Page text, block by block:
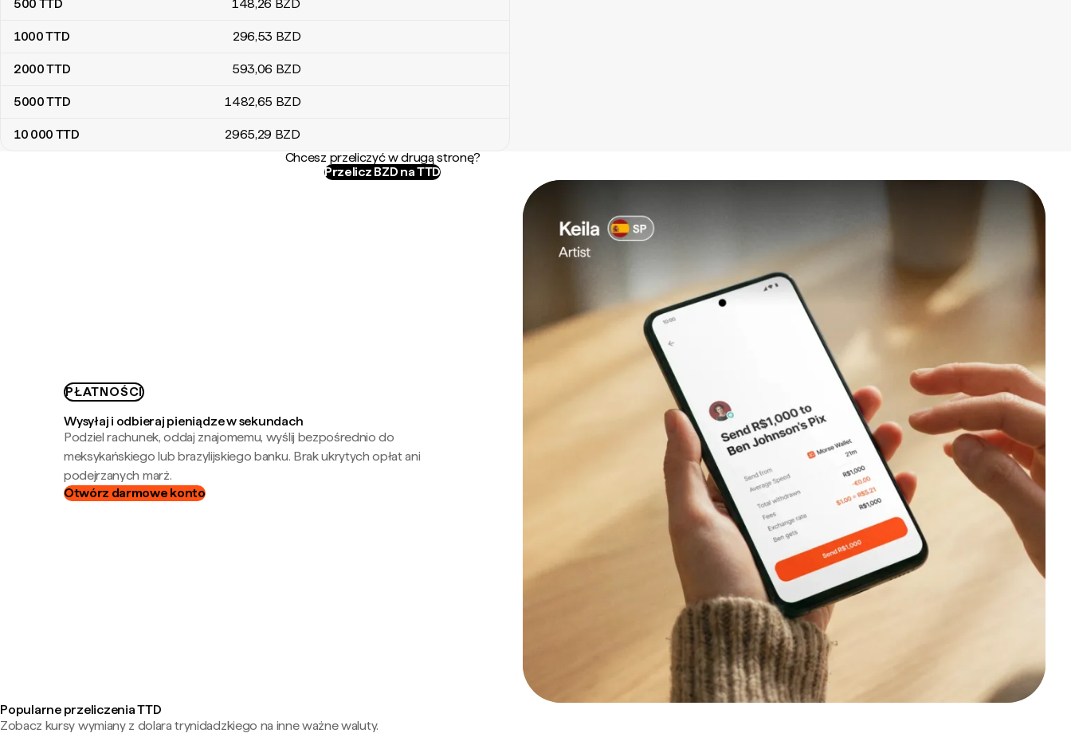
500 TTD 148,26 BZD
1000TTD 296,53 BZD
2000TTD 593,06 BZD
5000TTD 1482,65 BZD
10 000 TTD 2965,29 BZD
Chcesz przeliczyć w drugą stronę?
Przelicz BZD na TTD
PŁATNOŚCI
Wysyłaj i odbieraj pieniądze w sekundach
Podziel rachunek, oddaj znajomemu, wyślij bezpośrednio do
meksykańskiego lub brazylijskiego banku. Brak ukrytych opłat ani
podejrzanych marż.
Otwórz darmowe konto
Popularne przeliczenia TTD
Zobacz kursy wymiany z dolara trynidadzkiego na inne ważne waluty.